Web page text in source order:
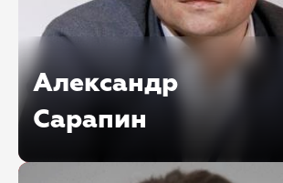
Александр
Сарапин
директоров, эксперт по